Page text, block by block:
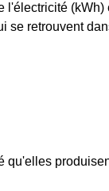
l'électricité (kWh)
se retrouvent
qu'elles